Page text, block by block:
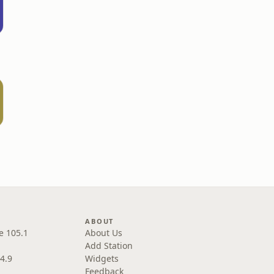
105.1
ABOUT
About Us
Add Station
Widgets
Feedback